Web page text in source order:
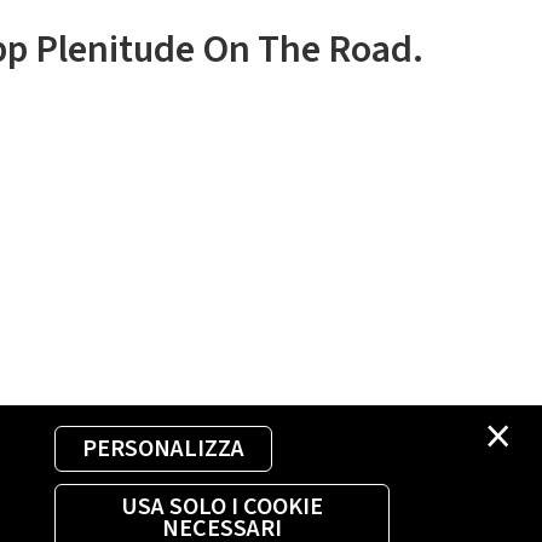
×
PERSONALIZZA
USA SOLO I COOKIE
NECESSARI
Plenitude On The Road.